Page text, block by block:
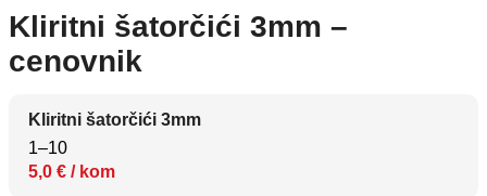
Kliritni šatorčići 3mm –
cenovnik
Kliritni šatorčići 3mm
1–10
5,0 € / kom